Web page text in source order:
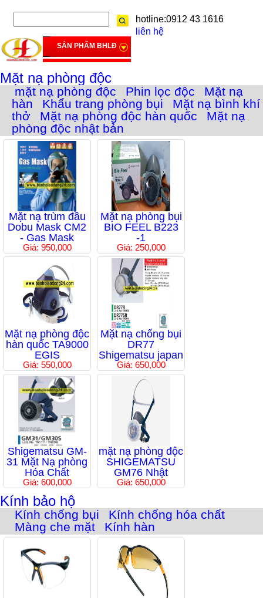
hotline:0912 43 1616
liên hệ
SẢN PHẨM BHLĐ
Mặt nạ phòng độc
mặt nạ phòng độc Phin lọc độc
Mặt nạ
hàn
Khẩu trang phòng bụi
Mặt nạ bình khí
thở
Mặt nạ phòng độc hàn quốc
Mặt nạ
phòng độc nhật bản
Mặt nạ trùm đầu
Dobu Mask CM2
- Gas Mask
Giá: 950,000
Mặt nạ phòng bụi
BIO FEEL B223
-1
Giá: 250,000
Mặt nạ phòng độc
hàn quốc TA9000
EGIS
Giá: 550,000
Mặt nạ chống bụi
DR77
Shigematsu japan
Giá: 650,000
Shigematsu GM-
31 Mặt Nạ phòng
Hóa Chất
Giá: 600,000
mặt nạ phòng độc
SHIGEMATSU
GM76 Nhật
Giá: 650,000
Kính bảo hộ
Kính chống bụi
Kính chống hóa chất
Màng che mặt
Kính hàn